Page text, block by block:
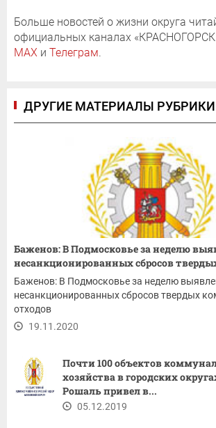
Больше новостей о жизни округа
официальных каналах
MAX и Телеграм.
ДРУГИЕ МАТЕРИАЛЫ РУБРИКИ
Баженов: В Подмосковье за неделю
несанкционированных сбросов
Баженов: В Подмосковье за неделю
несанкционированных сбросов твердых
отходов
19.11.2020
Почти 100 объектов
хозяйства в городских
Рошаль привел в...
05.12.2019